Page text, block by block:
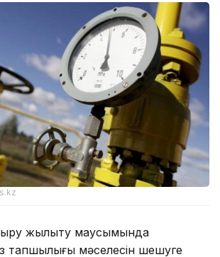
жылыту маусымында
тапшылығы мәселесін шешуге